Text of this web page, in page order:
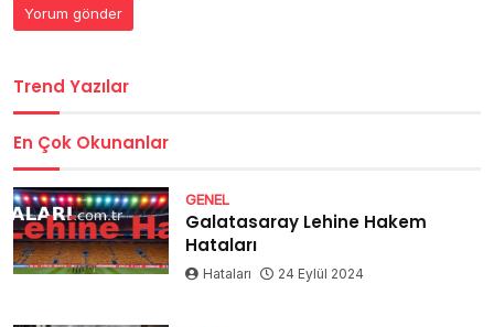
Trend Yazılar
En Çok Okunanlar
GENEL
Galatasaray Lehine Hakem
Hataları
Hataları 24 Eylül 2024